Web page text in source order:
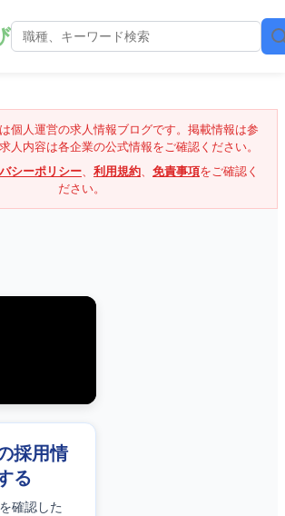
個人運営の求人情報ブログです。掲載情報は参
人内容は各企業の公式情報をご確認ください。
シーポリシー、 利用規約、 免責事項をご確認く
ださい。
採用情
る
確認した